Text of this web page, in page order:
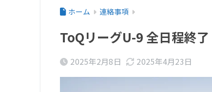
ホーム 連絡事項
ToQリーグU-9 全日程終了
2025年2月8日 2025年4月23日